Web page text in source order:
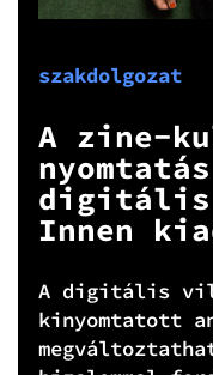
szakdolgozat
A zine-
digitális
Innen
A digitális
kinyomtatott